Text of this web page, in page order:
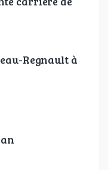
Regnault à